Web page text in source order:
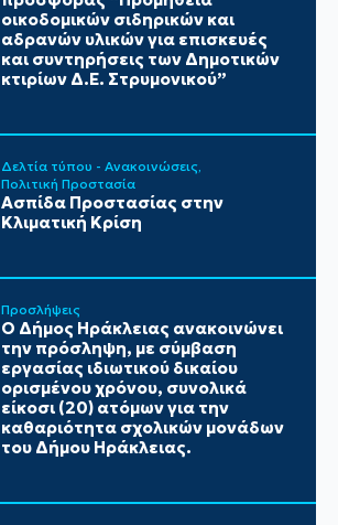
οικοδομικών σιδηρικών και
αδρανών υλικών για επισκευές
και συντηρήσεις των Δημοτικών
κτιρίων Δ.Ε. Στρυμονικού”
Δελτία τύπου - Ανακοινώσεις
Πολιτική Προστασία
Ασπίδα Προστασίας στην
Κλιματική Κρίση
Προσλήψεις
Ο Δήμος Ηράκλειας ανακοινώνει
την πρόσληψη, με σύμβαση
εργασίας ιδιωτικού δικαίου
ορισμένου χρόνου, συνολικά
είκοσι (20) ατόμων για την
καθαριότητα σχολικών μονάδων
του Δήμου Ηράκλειας.